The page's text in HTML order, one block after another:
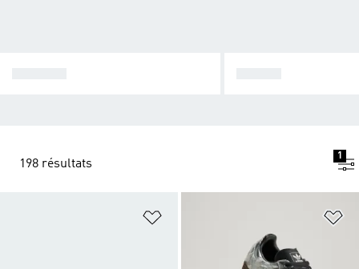
198 résultats
1
Ajouter à la Liste de produits